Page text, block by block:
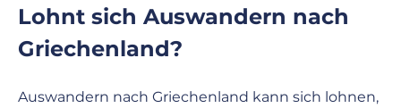
Lohnt sich Auswandern nach
Griechenland?
Auswandern nach Griechenland kann sich lohnen,